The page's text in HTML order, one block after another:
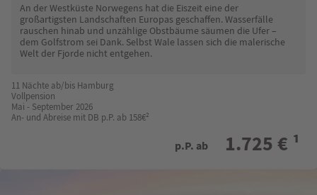
An der Westküste Norwegens hat die Eiszeit eine der
großartigsten Landschaften Europas geschaffen. Wasserfälle
rauschen hinab und unzählige Obstbäume säumen die Ufer –
dem Golfstrom sei Dank. Selbst Wale lassen sich die malerische
Welt der Fjorde nicht entgehen.
11 Nächte ab/bis Hamburg
Vollpension
Mai - September 2026
An- und Abreise mit DB p.P. ab 158€²
p.P. ab 1.725 € ¹